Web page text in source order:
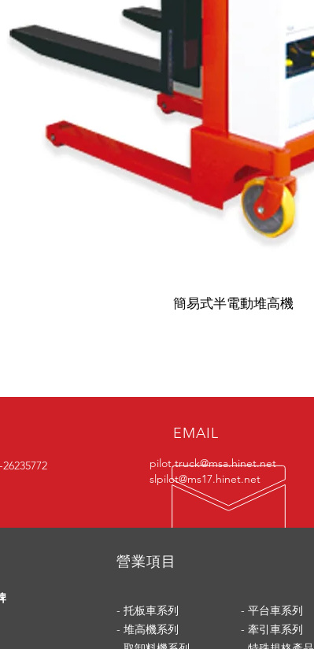
簡易式半電動堆高機
EMAIL
pilot.truck@msa.hinet.net
slpilot@ms17.hinet.net
​營業項目
- 托板車系列
- 堆高機系列
- 平台車系列
- 牽引車系列